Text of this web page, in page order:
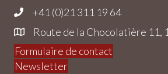
+41 (0)21 311 19 64
Route de la Chocolatière 11,
Formulaire de contact
Newsletter